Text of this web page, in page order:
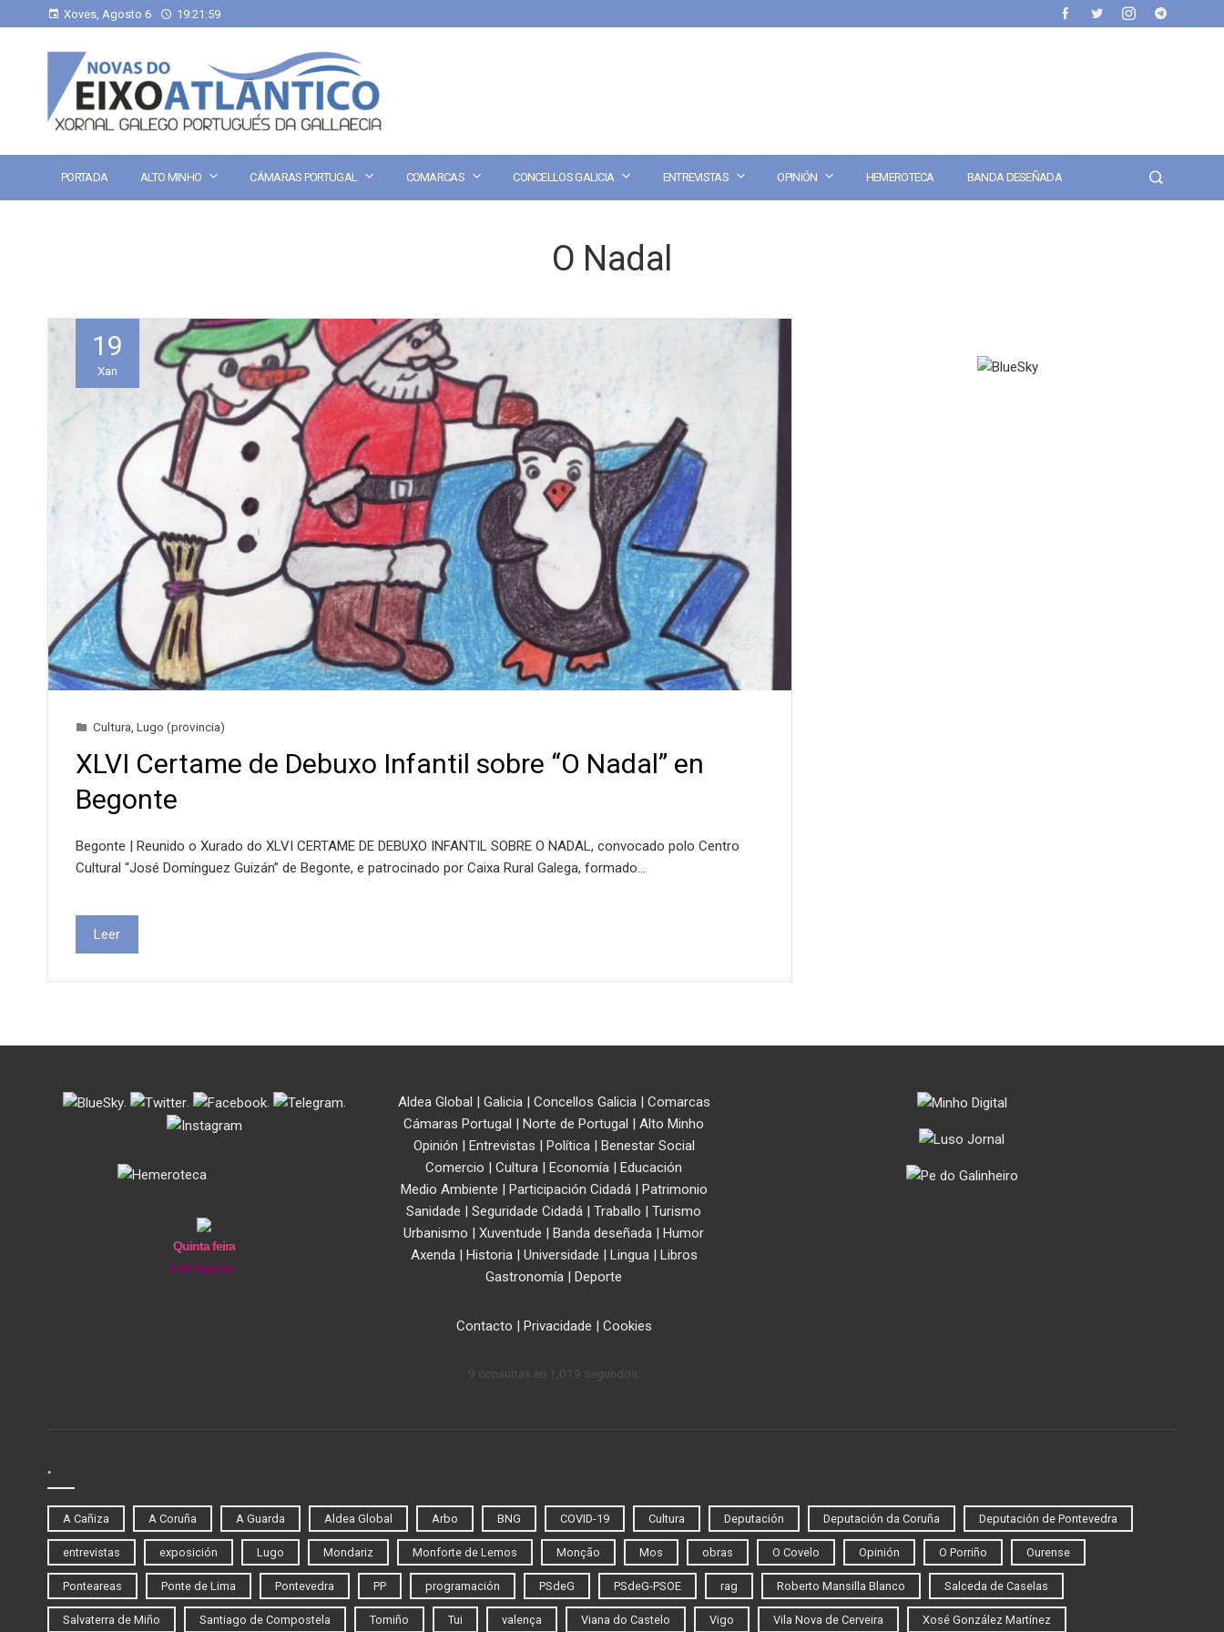
Xoves, Agosto 6 19:22:00
PORTADA ALTO MINHO CÁMARAS PORTUGAL COMARCAS CONCELLOS GALICIA ENTREVISTAS OPINIÓN HEMEROTECA BANDA DESEÑADA
O Nadal
19
Xan
Cultura Lugo (provincia)
XLVI Certame de Debuxo Infantil sobre “O Nadal” en
Begonte
Begonte | Reunido o Xurado do XLVI CERTAME DE DEBUXO INFANTIL SOBRE O NADAL, convocado polo Centro
Cultural “José Domínguez Guizán” de Begonte, e patrocinado por Caixa Rural Galega, formado…
Leer
. . . .
Quinta feira
6 de Agosto
Aldea Global | Galicia| Concellos Galicia| Comarcas
Cámaras Portugal | Norte de Portugal | Alto Minho
Opinión | Entrevistas | Política| Benestar Social
Comercio | Cultura | Economía | Educación
Medio Ambiente | Participación Cidadá| Patrimonio
Sanidade | Seguridade Cidadá | Traballo | Turismo
Urbanismo | Xuventude | Banda deseñada | Humor
Axenda| Historia| Universidade | Lingua| Libros
Gastronomía | Deporte
Contacto | Privacidade | Cookies
9 consultas en 1,019 segundos.
.
A Cañiza A Coruña A Guarda Aldea Global Arbo BNG COVID-19 Cultura Deputación Deputación da Coruña Deputación de Pontevedra
entrevistas exposición Lugo Mondariz Monforte de Lemos Monção Mos obras O Covelo Opinión O Porriño Ourense
Ponteareas Ponte de Lima Pontevedra PP programación PSdeG PSdeG-PSOE rag Roberto Mansilla Blanco Salceda de Caselas
Salvaterra de Miño Santiago de Compostela Tomiño Tui valença Viana do Castelo Vigo Vila Nova de Cerveira Xosé González Martínez